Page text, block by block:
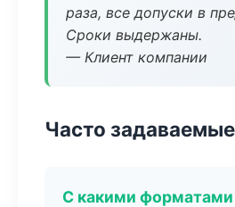
раза, все допуски в
Сроки выдержаны.
— Клиент компании
Часто
С какими